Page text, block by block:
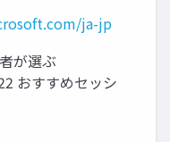
ja-jp
が選ぶ
おすすめセッシ